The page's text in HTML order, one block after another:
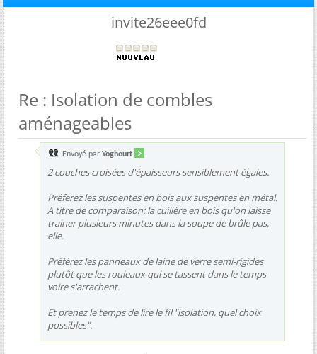
invite26eee0fd
Re : Isolation de combles
aménageables
Envoyé par Yoghourt
2 couches croisées d'épaisseurs sensiblement égales.
Préferez les suspentes en bois aux suspentes en métal.
A titre de comparaison: la cuillère en bois qu'on laisse
trainer plusieurs minutes dans la soupe de brûle pas,
elle.
Préférez les panneaux de laine de verre semi-rigides
plutôt que les rouleaux qui se tassent dans le temps
voire s'arrachent.
Et prenez le temps de lire le fil "isolation, quel choix
possibles".